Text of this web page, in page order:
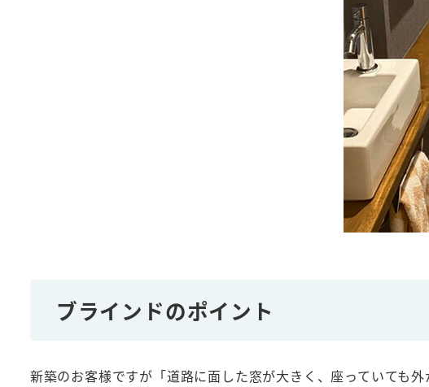
ブラインドのポイント
新築のお客様ですが「道路に面した窓が大きく、座っていても